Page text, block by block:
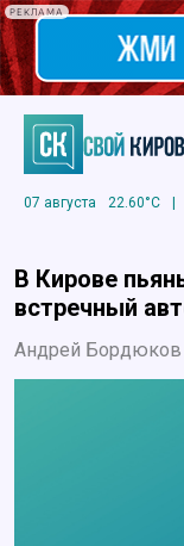
РЕКЛАМА
07 августа 22.60°C |
В Кирове
встречный
Андрей Бордюков